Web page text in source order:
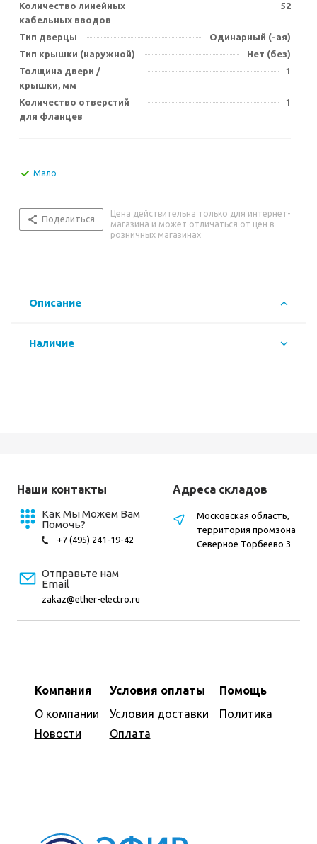
Количество линейных
кабельных вводов
52
Тип дверцы
Одинарный (-ая)
Тип крышки (наружной)
Нет (без)
Толщина двери /
крышки, мм
1
Количество отверстий
для фланцев
1
Мало
Поделиться
Цена действительна только для интернет-
магазина и может отличаться от цен в
розничных магазинах
Описание
Наличие
Наши контакты
Как Мы Можем Вам
Помочь?
+7 (495) 241-19-42
Отправьте нам
Email
zakaz@ether-electro.ru
Компания
О компании
Новости
Условия оплаты
Условия доставки
Оплата
Помощь
Политика
Адреса складов
Московская область,
территория промзона
Северное Торбеево 3